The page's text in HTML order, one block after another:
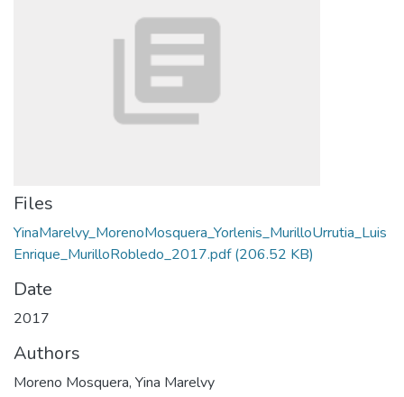
Files
YinaMarelvy_MorenoMosquera_Yorlenis_MurilloUrrutia_Luis
Enrique_MurilloRobledo_2017.pdf(206.52 KB)
Date
2017
Authors
Moreno Mosquera, Yina Marelvy